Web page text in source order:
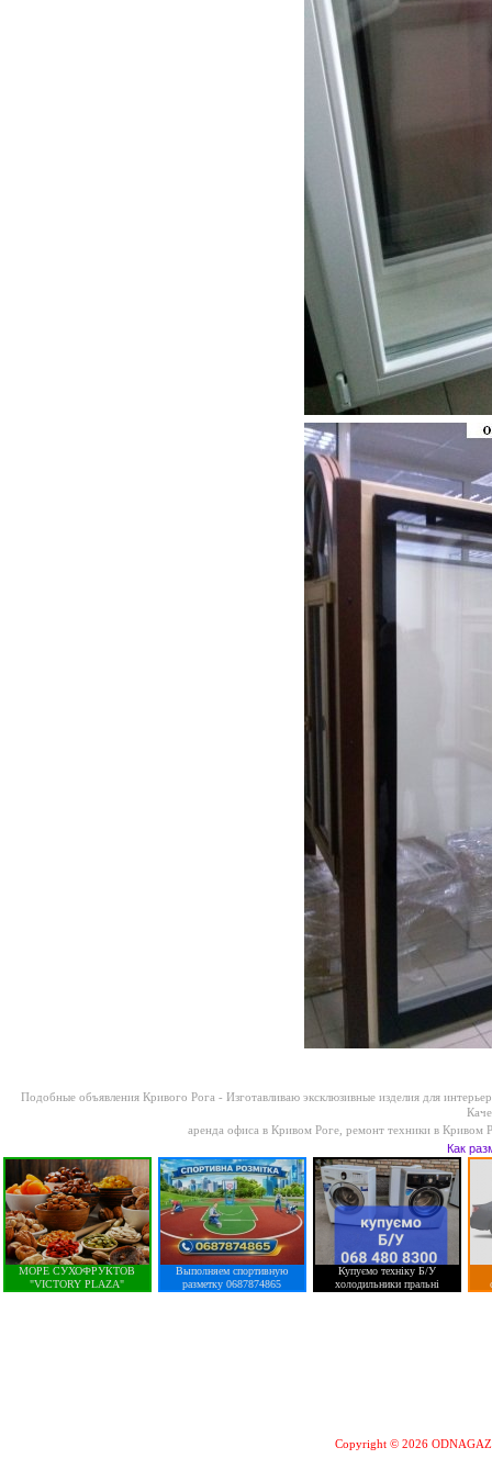
Подобные объявления Кривого Рога - Изготавливаю эксклюзивные изделия для
аренда офиса в Кривом Роге ,ремонт техники в Кривом
Как
МОРЕ СУХОФРУКТОВ
"VICTORY PLAZA"
Выполняем спортивную
разметку 0687874865
Купуємо техніку Б/У
холодильники пральні
Copyright © 2026